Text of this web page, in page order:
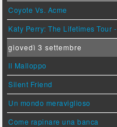
Coyote Vs. Acme
Katy Perry: The Lifetimes Tour
giovedì 3 settembre
Il Malloppo
Silent Friend
Un mondo meraviglioso
Come rapinare una banca